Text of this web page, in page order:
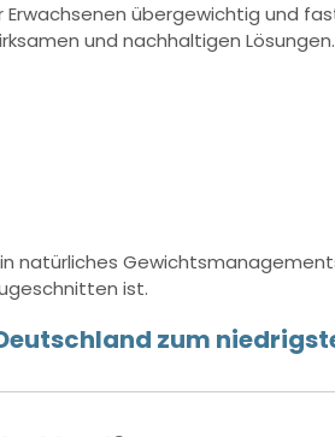
übergewichtig und
und nachhaltigen
natürliches
ist.
zum